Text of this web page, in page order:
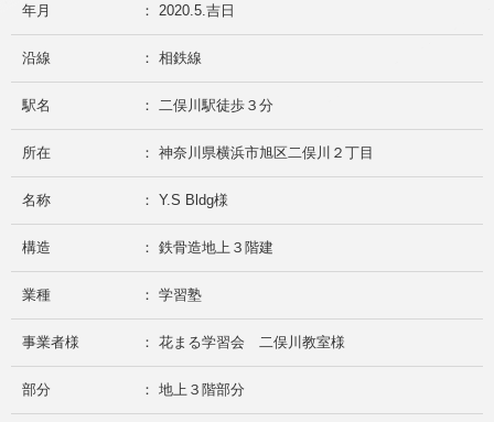
年月 ： 2020.5.吉日
沿線 ： 相鉄線
駅名 ： 二俣川駅徒歩３分
所在 ： 神奈川県横浜市旭区二俣川２丁目
名称 ： Y.S Bldg様
構造 ： 鉄骨造地上３階建
業種 ： 学習塾
事業者様 ： 花まる学習会 二俣川教室様
部分 ： 地上３階部分